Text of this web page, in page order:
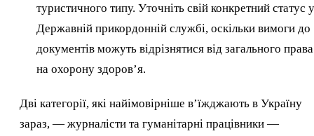
туристичного типу. Уточніть свій конкретний статус у
Державній прикордонній службі, оскільки вимоги до
документів можуть відрізнятися від загального права
на охорону здоров’я.
Дві категорії, які найімовірніше в’їжджають в Україну
зараз, — журналісти та гуманітарні працівники —